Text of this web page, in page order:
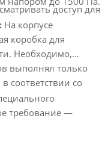
доступ для
На корпусе
коробка для
Необходимо,
выполнял только
соответствии со
требование —